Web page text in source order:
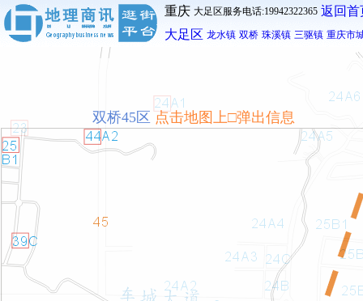
双桥45区 点击地图上□弹出信息
重庆 大足区服务电话:19942322365 返回首
大足区 龙水镇 双桥 珠溪镇 三驱镇 重庆市